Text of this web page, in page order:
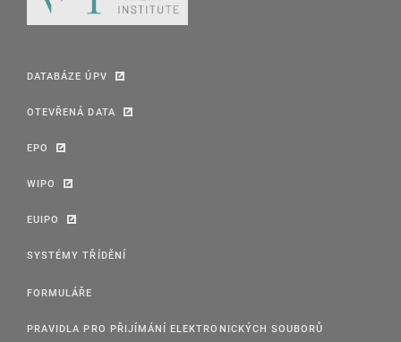
DATABÁZE ÚPV
OTEVŘENÁ DATA
EPO
WIPO
EUIPO
SYSTÉMY TŘÍDĚNÍ
FORMULÁŘE
PRAVIDLA PRO PŘIJÍMÁNÍ ELEKTRONICKÝCH SOUBORŮ